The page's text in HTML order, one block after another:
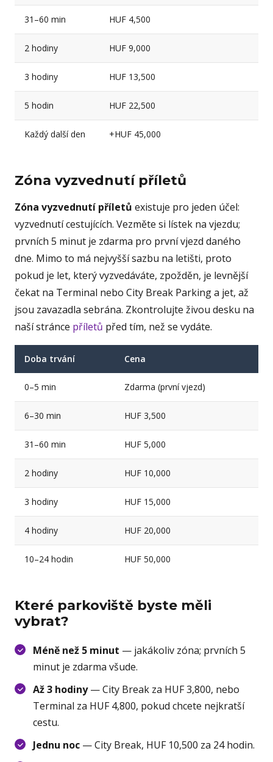
31–60 min HUF 4,500
2 hodiny HUF 9,000
3 hodiny HUF 13,500
5 hodin HUF 22,500
Každý další den +HUF 45,000
Zóna vyzvednutí příletů
Zóna vyzvednutí příletů existuje pro jeden účel:
vyzvednutí cestujících. Vezměte si lístek na vjezdu;
prvních 5 minut je zdarma pro první vjezd daného
dne. Mimo to má nejvyšší sazbu na letišti, proto
pokud je let, který vyzvedáváte, zpožděn, je levnější
čekat na Terminal nebo City Break Parking a jet, až
jsou zavazadla sebrána. Zkontrolujte živou desku na
naší stránce příletů před tím, než se vydáte.
Doba trvání Cena
0–5 min Zdarma (první vjezd)
6–30 min HUF 3,500
31–60 min HUF 5,000
2 hodiny HUF 10,000
3 hodiny HUF 15,000
4 hodiny HUF 20,000
10–24 hodin HUF 50,000
Které parkoviště byste měli
vybrat?
Méně než 5 minut — jakákoliv zóna; prvních 5
minut je zdarma všude.
Až 3 hodiny— City Break za HUF 3,800, nebo
Terminal za HUF 4,800, pokud chcete nejkratší
cestu.
Jednu noc — City Break, HUF 10,500 za 24 hodin.